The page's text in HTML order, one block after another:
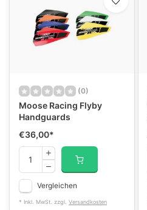
(0)
Moose Racing Flyby
Handguards
€36,00*
Vergleichen
* Inkl. MwSt. zzgl. Versandkosten